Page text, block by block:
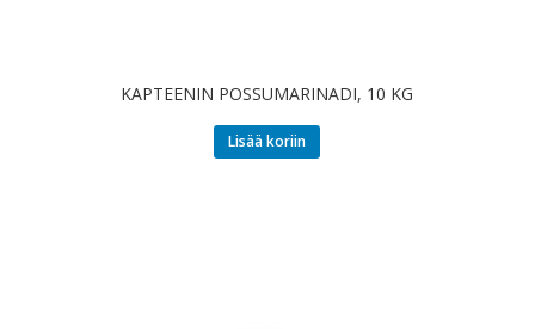
KAPTEENIN POSSUMARINADI, 10 KG
Lisää koriin